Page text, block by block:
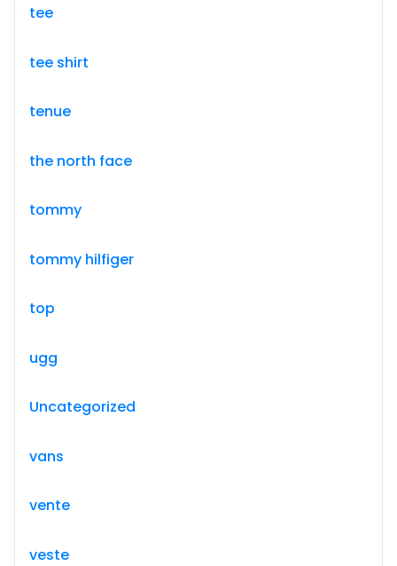
tee
tee shirt
tenue
the north face
tommy
tommy hilfiger
top
ugg
Uncategorized
vans
vente
veste